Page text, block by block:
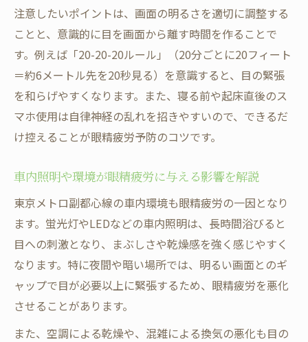
注意したいポイントは、画面の明るさを適切に調整する
ことと、意識的に目を画面から離す時間を作ることで
す。例えば「20-20-20ルール」（20分ごとに20フィート
＝約6メートル先を20秒見る）を意識すると、目の緊張
を和らげやすくなります。また、寝る前や起床直後のス
マホ使用は自律神経の乱れを招きやすいので、できるだ
け控えることが眼精疲労予防のコツです。
車内照明や環境が眼精疲労に与える影響を解説
東京メトロ副都心線の車内環境も眼精疲労の一因となり
ます。蛍光灯やLEDなどの車内照明は、長時間浴びると
目への刺激となり、まぶしさや乾燥感を強く感じやすく
なります。特に夜間や暗い場所では、明るい画面とのギ
ャップで目が必要以上に緊張するため、眼精疲労を悪化
させることがあります。
また、空調による乾燥や、混雑による換気の悪化も目の